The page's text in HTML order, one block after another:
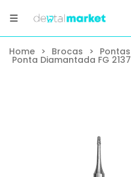
Home > Brocas >
Ponta Diamantada FG